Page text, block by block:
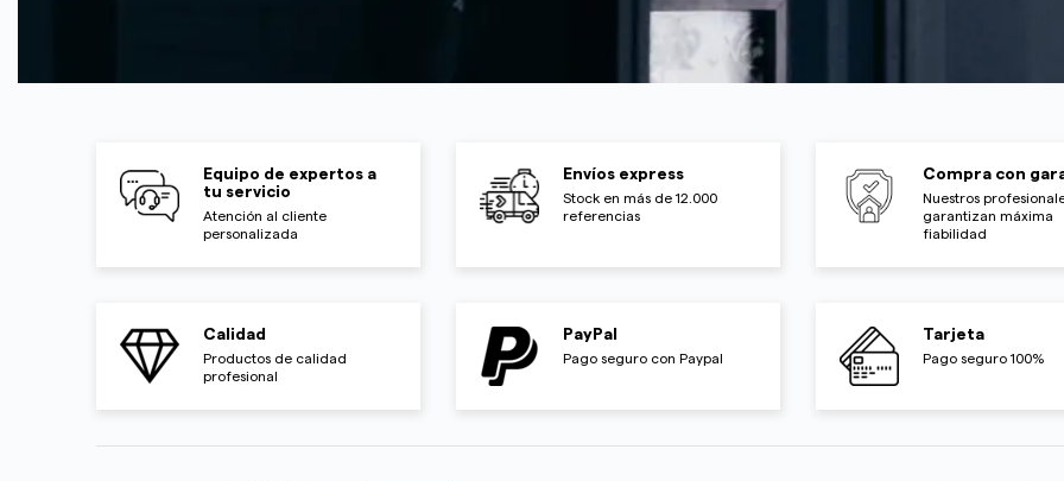
Equipo de expertos a
tu servicio
Atención al cliente
personalizada
Envíos express
Stock en más de 12.000
referencias
Compra con
Nuestros
garantizan máxima
fiabilidad
Calidad
Productos de calidad
profesional
PayPal
Pago seguro con Paypal
Tarjeta
Pago seguro 100%